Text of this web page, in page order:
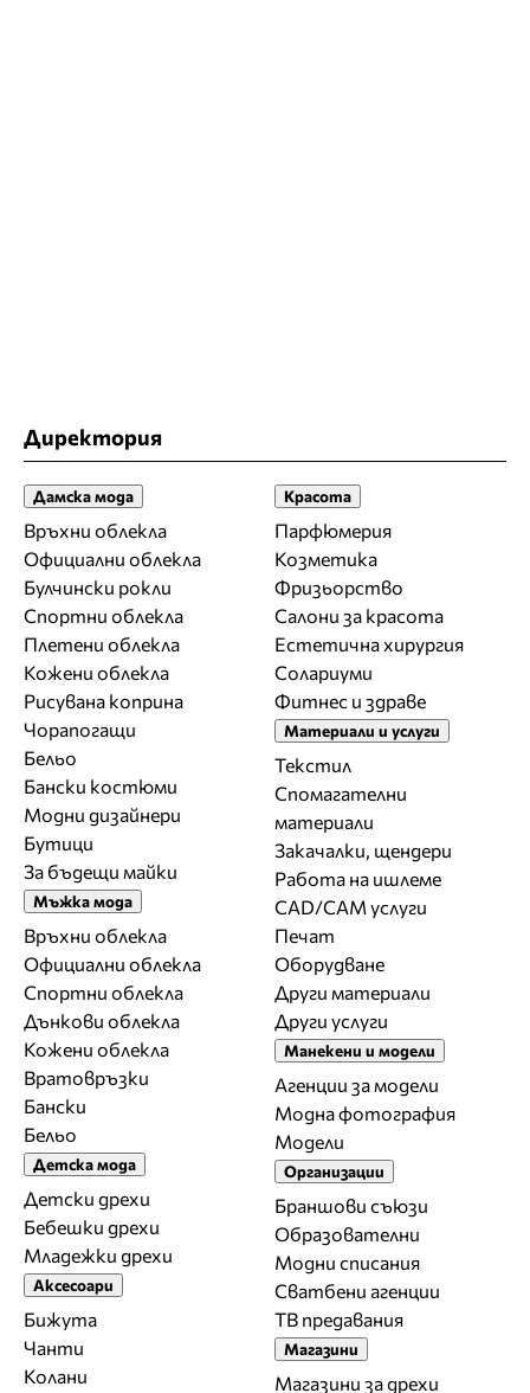
Директория
Дамска мода
Връхни облекла
Официални облекла
Булчински рокли
Спортни облекла
Плетени облекла
Кожени облекла
Рисувана коприна
Чорапогащи
Бельо
Бански костюми
Модни дизайнери
Бутици
За бъдещи майки
Мъжка мода
Връхни облекла
Официални облекла
Спортни облекла
Дънкови облекла
Кожени облекла
Вратовръзки
Бански
Бельо
Детска мода
Детски дрехи
Бебешки дрехи
Младежки дрехи
Аксесоари
Бижута
Чанти
Колани
Красота
Парфюмерия
Козметика
Фризьорство
Салони за красота
Естетична хирургия
Солариуми
Фитнес и здраве
Материали и услуги
Текстил
Спомагателни
материали
Закачалки, щендери
Работа на ишлеме
CAD/CAM услуги
Печат
Оборудване
Други материали
Други услуги
Манекени и модели
Агенции за модели
Модна фотография
Модели
Организации
Браншови съюзи
Образователни
Модни списания
Сватбени агенции
ТВ предавания
Магазини
Магазини за дрехи